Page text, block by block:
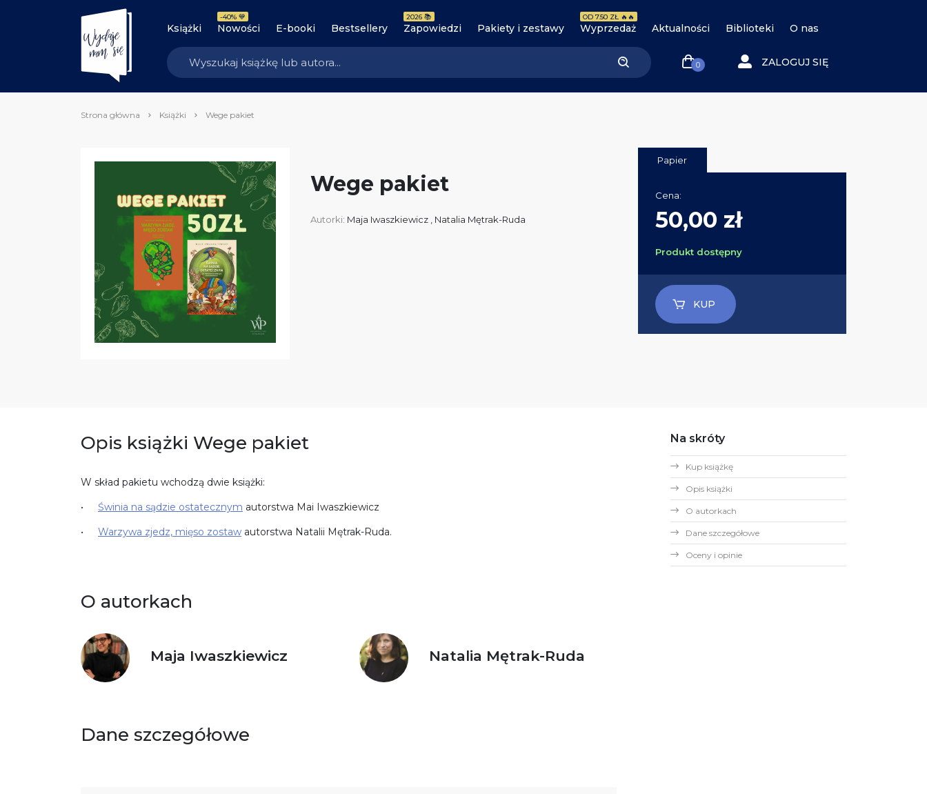
Książki Nowości
-40% 💙
E-booki Bestsellery Zapowiedzi
2026 📚
Pakiety i zestawy Wyprzedaż
OD 7.50 ZŁ 🔥🔥
Aktualności Biblioteki O nas
0 ZALOGUJ SIĘ
Strona główna Książki Wege pakiet
Wege pakiet
Autorki: Maja Iwaszkiewicz Natalia Mętrak-Ruda
Papier
Cena:
50,00 zł
Produkt dostępny
KUP
Opis książki Wege pakiet
W skład pakietu wchodzą dwie książki:
Świnia na sądzie ostatecznym autorstwa Mai Iwaszkiewicz
Warzywa zjedz, mięso zostaw autorstwa Natalii Mętrak-Ruda.
O autorkach
Maja Iwaszkiewicz Natalia Mętrak-Ruda
Dane szczegółowe
Na skróty
Kup książkę
Opis książki
O autorkach
Dane szczegółowe
Oceny i opinie